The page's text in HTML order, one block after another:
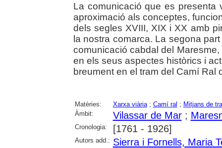
La comunicació que es presenta
aproximació als conceptes,
dels segles XVIII, XIX i XX amb
la nostra comarca. La segona
comunicació cabdal del
en els seus aspectes històrics i
breument en el tram del Camí Ral
Matèries: Xarxa viària; Camí ral ; Mitjans de
Àmbit:
Vilassar de Mar;
Cronologia: [1761 - 1926]
Autors add.: Sierra i Fornells, Maria